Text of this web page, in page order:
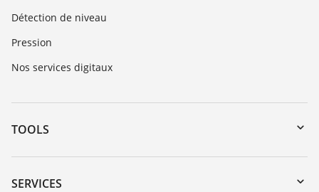
Détection de niveau
Pression
Nos services digitaux
TOOLS
Téléchargements
Recherche par numéro de série
SERVICES